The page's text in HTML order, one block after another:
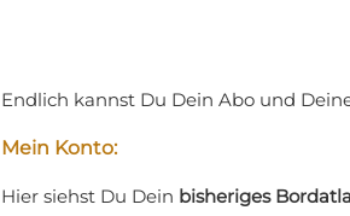
Endlich kannst Du Dein Abo und
Mein Konto:
Hier siehst Du Dein bisheriges